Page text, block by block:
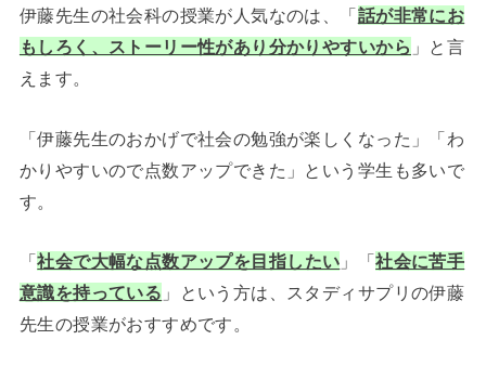
伊藤先生の社会科の授業が人気なのは、「 話が非常にお
もしろく、ストーリー性があり分かりやすいから 」と言
えます。
「伊藤先生のおかげで社会の勉強が楽しくなった」「わ
かりやすいので点数アップできた」という学生も多いで
す。
「社会で大幅な点数アップを目指したい 」「社会に苦手
意識を持っている 」という方は、スタディサプリの伊藤
先生の授業がおすすめです。